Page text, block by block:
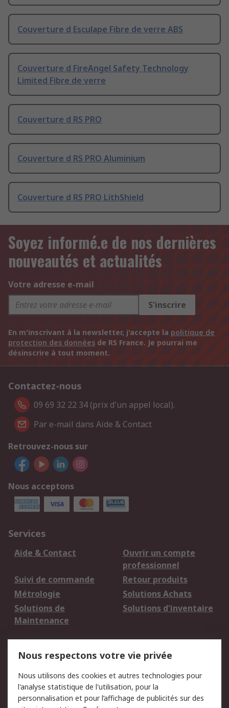
Couverture d Esculape Fibre de verre ABS
Couverture d FireAngel Safety Technology
Limited Fibre de verre
Couverture d RS PRO
Couverture d RS PRO Aluminium
Couverture d RS PRO LithShield
Soyez informé.e de nos dernières
nouveautés et actualités
Votre adresse e-mail
S'inscrire
En m'inscrivant à la newsletter, j'accepte la politique de
protection des données de RS France. Je pourrai me
désinscrire à tout moment.
Contactez-nous
09 69 32 22 34 (prix d'un appel local).
Par e-mail dans Aide & Contact
Retrouvez-nous sur
Nous acceptons
Services
Aide & Contact
Ouvrir un compte
professionnel
Suivi de commande
Retour produits
Métrologie
Solutions Achats
Solutions de
Maintenance
Solutions d'inventaire
du site
Politique de protection
des données - Mise à
Sécurité des E-mails
Nous respectons votre vie privée
Nous utilisons des cookies et autres technologies pour
l'analyse statistique de l'utilisation, pour la
personnalisation et pour l’affichage de publicités sur des